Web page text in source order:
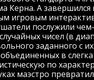
Керна. А завершился
игровым
послужили
чисел (в
заданного с
в слегка
по
маэстро